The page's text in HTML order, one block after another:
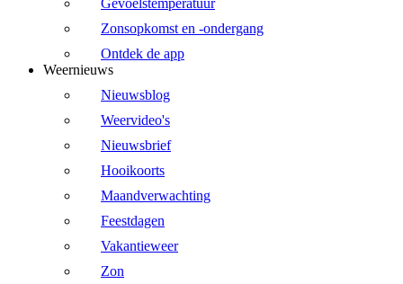
Gevoelstemperatuur
Zonsopkomst en -ondergang
Ontdek de app
Weernieuws
Nieuwsblog
Weervideo's
Nieuwsbrief
Hooikoorts
Maandverwachting
Feestdagen
Vakantieweer
Zon